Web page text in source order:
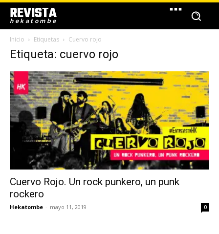
REVISTA
hekatombe
Inicio Etiquetas Cuervo rojo
Etiqueta: cuervo rojo
Cuervo Rojo. Un rock punkero, un punk
rockero
Hekatombe - mayo 11, 2019 0